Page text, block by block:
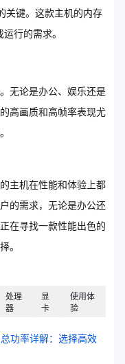
关键。这款主机的内存
行的需求。
无论是办公、娱乐还是
高画质和高帧率表现尤
主机在性能和体验上都
的需求，无论是办公还
在寻找一款性能出色的
。
处理
器
显
卡
使用体
验
功率详解：选择高效